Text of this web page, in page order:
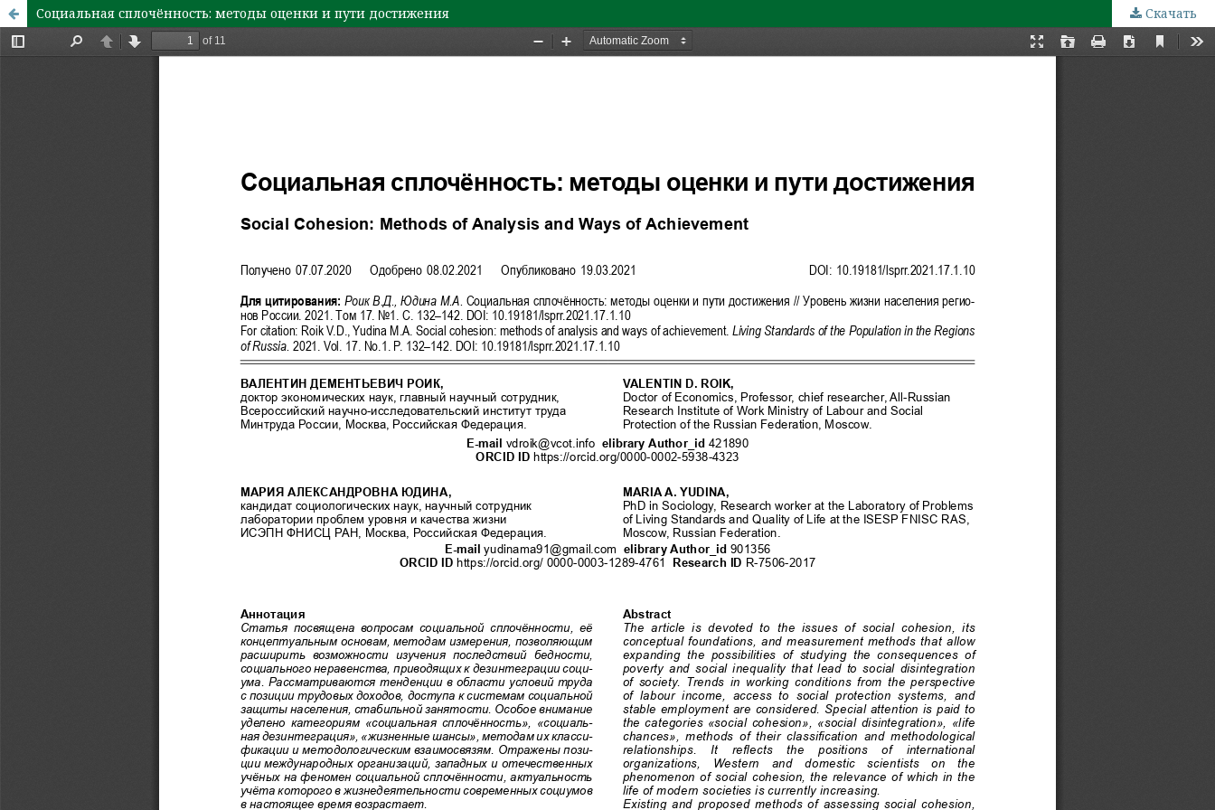
Социальная сплочённость: методы оценки и пути достижения Скачать